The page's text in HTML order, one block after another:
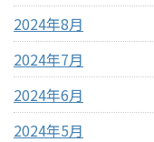
2024年8月
2024年7月
2024年6月
2024年5月